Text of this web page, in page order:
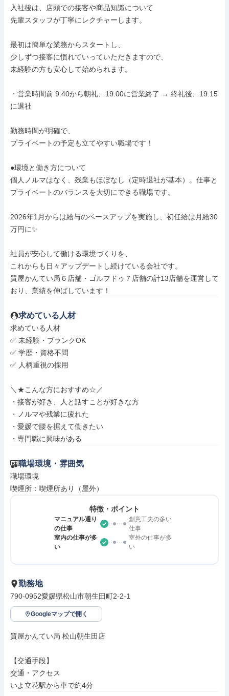
入社後は、店頭での接客や商品知識について
先輩スタッフが丁寧にレクチャーします。
最初は簡単な業務からスタートし、
少しずつ接客に慣れていっていただきますので、
未経験の方も安心して始められます。
・営業時間前 9:40から朝礼、19:00に営業終了 → 終礼後、19:15
に退社
勤務時間が明確で、
プライベートの予定も立てやすい職場です！
●環境と働き方について
個人ノルマはなく、残業もほぼなし（定時退社が基本）。仕事と
プライベートのバランスを大切にできる職場です。
2026年1月からは給与のベースアップを実施し、初任給は月給30
万円に✨
社員が安心して働ける環境づくりを、
これからも日々アップデートし続けている会社です。
質屋かんてい局６店舗・ゴルフドゥ７店舗の計13店舗を運営して
おり、業績を伸ばしています！
求めている人材
求めている人材
✅ 未経験・ブランクOK
✅ 学歴・資格不問
✅ 人柄重視の採用
＼★こんな方におすすめ☆／
・接客が好き、人と話すことが好きな方
・ノルマや残業に疲れた
・愛媛で腰を据えて働きたい
・専門職に興味がある
職場環境・雰囲気
職場環境
喫煙所：喫煙所あり（屋外）
特徴・ポイント
マニュアル通り
の仕事
創意工夫の多い
仕事
室内の仕事が多
い
室外の仕事が多
い
勤務地
790-0952愛媛県松山市朝生田町2-2-1
Googleマップで開く
質屋かんてい局 松山朝生田店
【交通手段】
交通・アクセス
いよ立花駅から車で約4分